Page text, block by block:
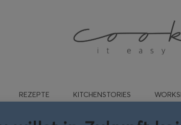
REZEPTE KITCHENSTORIES